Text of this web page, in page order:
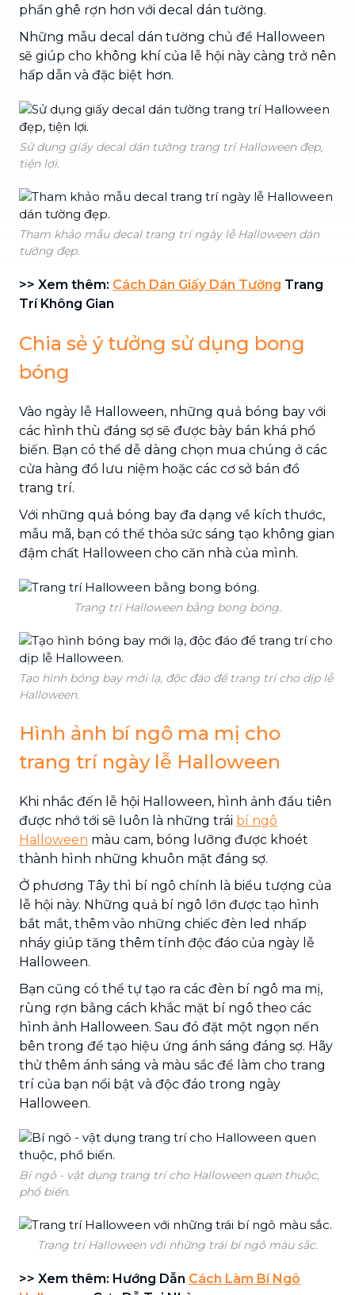
phần ghê rợn hơn với decal dán tường.
Những mẫu decal dán tường chủ đề Halloween
sẽ giúp cho không khí của lễ hội này càng trở nên
hấp dẫn và đặc biệt hơn.
Sử dụng giấy decal dán tường trang trí Halloween đẹp,
tiện lợi.
Tham khảo mẫu decal trang trí ngày lễ Halloween dán
tường đẹp.
>> Xem thêm: Cách Dán Giấy Dán Tường Trang
Trí Không Gian
Chia sẻ ý tưởng sử dụng bong
bóng
Vào ngày lễ Halloween, những quả bóng bay với
các hình thù đáng sợ sẽ được bày bán khá phổ
biến. Bạn có thể dễ dàng chọn mua chúng ở các
cửa hàng đồ lưu niệm hoặc các cơ sở bán đồ
trang trí.
Với những quả bóng bay đa dạng về kích thước,
mẫu mã, bạn có thể thỏa sức sáng tạo không gian
đậm chất Halloween cho căn nhà của mình.
Trang trí Halloween bằng bong bóng.
Tạo hình bóng bay mới lạ, độc đáo để trang trí cho dịp lễ
Halloween.
Hình ảnh bí ngô ma mị cho
trang trí ngày lễ Halloween
Khi nhắc đến lễ hội Halloween, hình ảnh đầu tiên
được nhớ tới sẽ luôn là những trái bí ngô
Halloween màu cam, bóng lưỡng được khoét
thành hình những khuôn mặt đáng sợ.
Ở phương Tây thì bí ngô chính là biểu tượng của
lễ hội này. Những quả bí ngô lớn được tạo hình
bắt mắt, thêm vào những chiếc đèn led nhấp
nháy giúp tăng thêm tính độc đáo của ngày lễ
Halloween.
Bạn cũng có thể tự tạo ra các đèn bí ngô ma mị,
rùng rợn bằng cách khắc mặt bí ngô theo các
hình ảnh Halloween. Sau đó đặt một ngọn nến
bên trong để tạo hiệu ứng ánh sáng đáng sợ. Hãy
thử thêm ánh sáng và màu sắc để làm cho trang
trí của bạn nổi bật và độc đáo trong ngày
Halloween.
Bí ngô - vật dụng trang trí cho Halloween quen thuộc,
phổ biến.
Trang trí Halloween với những trái bí ngô màu sắc.
>> Xem thêm: Hướng Dẫn Cách Làm Bí Ngô